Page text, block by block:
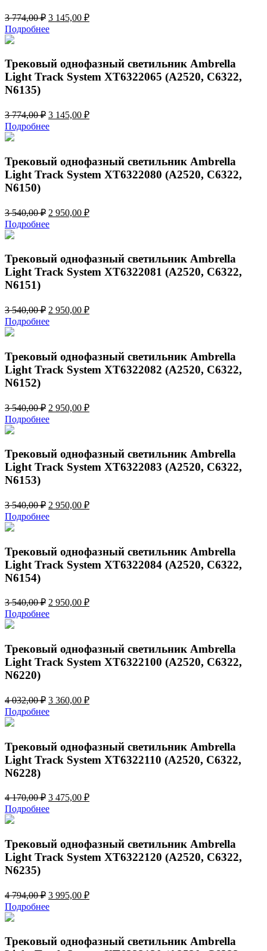
3 774,00₽ Первоначальная
цена
составляла
774,00 ₽.
3 145,00 ₽Текущая
Подробнее
Трековый однофазный светильник Ambrella
Light Track System XT6322065 (A2520, C6322,
N6135)
3 774,00₽ Первоначальная
цена
составляла
774,00 ₽.
3 145,00 ₽Текущая
Подробнее
Трековый однофазный светильник Ambrella
Light Track System XT6322080 (A2520, C6322,
N6150)
3 540,00₽ Первоначальная
цена
составляла
540,00 ₽.
2 950,00 ₽Текущая
Подробнее
Трековый однофазный светильник Ambrella
Light Track System XT6322081 (A2520, C6322,
N6151)
3 540,00₽ Первоначальная
цена
составляла
540,00 ₽.
2 950,00 ₽Текущая
Подробнее
Трековый однофазный светильник Ambrella
Light Track System XT6322082 (A2520, C6322,
N6152)
3 540,00₽ Первоначальная
цена
составляла
540,00 ₽.
2 950,00 ₽Текущая
Подробнее
Трековый однофазный светильник Ambrella
Light Track System XT6322083 (A2520, C6322,
N6153)
3 540,00₽ Первоначальная
цена
составляла
540,00 ₽.
2 950,00 ₽Текущая
Подробнее
Трековый однофазный светильник Ambrella
Light Track System XT6322084 (A2520, C6322,
N6154)
3 540,00₽ Первоначальная
цена
составляла
540,00 ₽.
2 950,00 ₽Текущая
Подробнее
Трековый однофазный светильник Ambrella
Light Track System XT6322100 (A2520, C6322,
N6220)
4 032,00₽ Первоначальная
цена
составляла
032,00 ₽.
3 360,00 ₽Текущая
Подробнее
Трековый однофазный светильник Ambrella
Light Track System XT6322110 (A2520, C6322,
N6228)
4 170,00₽ Первоначальная
цена
составляла
170,00 ₽.
3 475,00 ₽Текущая
Подробнее
Трековый однофазный светильник Ambrella
Light Track System XT6322120 (A2520, C6322,
N6235)
4 794,00₽ Первоначальная
цена
составляла
794,00 ₽.
3 995,00 ₽Текущая
Подробнее
Трековый однофазный светильник Ambrella